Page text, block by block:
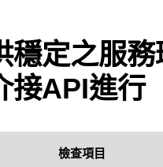
穩定之服
接API進行
檢查項目